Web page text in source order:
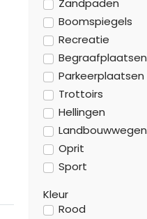
Zandpaden
Boomspiegels
Recreatie
Begraafplaatsen
Parkeerplaatsen
Trottoirs
Hellingen
Landbouwwegen
Oprit
Sport
Kleur
Rood